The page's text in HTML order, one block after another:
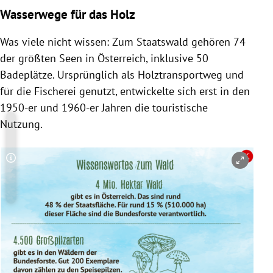
Wasserwege für das Holz
Was viele nicht wissen: Zum Staatswald gehören 74
der größten Seen in Österreich, inklusive 50
Badeplätze. Ursprünglich als Holztransportweg und
für die Fischerei genutzt, entwickelte sich erst in den
1950-er und 1960-er Jahren die touristische
Nutzung.
Copyright-Hinweis öffnen/schließen